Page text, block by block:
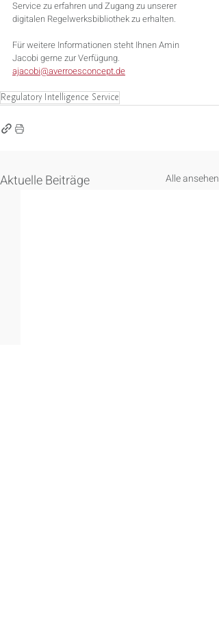
Service zu erfahren und Zugang zu unserer
digitalen Regelwerksbibliothek zu erhalten.
Für weitere Informationen steht Ihnen Amin
Jacobi gerne zur Verfügung.
ajacobi@averroesconcept.de
Regulatory Intelligence Service
Aktuelle Beiträge Alle ansehen